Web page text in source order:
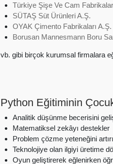
Türkiye Şişe Ve Cam
SÜTAŞ Süt Ürünleri A.Ş.
OYAK Çimento Fabrikaları A.Ş.
Borusan Mannesmann Boru
vb. gibi birçok kurumsal firmalara
Python Eğitiminin
Analitik düşünme becerisini
Matematiksel zekâyı destekler
Problem çözme yeteneğini
Teknolojiye olan ilgiyi üretime
Oyun geliştirerek eğlenirken